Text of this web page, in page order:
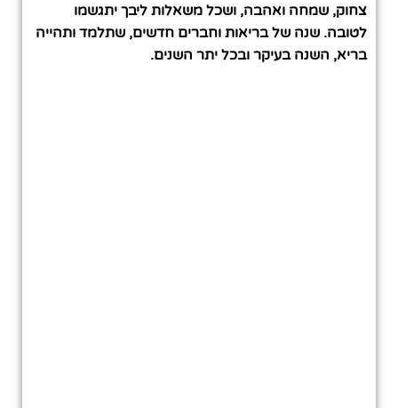
צחוק, שמחה ואהבה, ושכל משאלות ליבך יתגשמו
לטובה. שנה של בריאות וחברים חדשים, שתלמד ותהייה
בריא, השנה בעיקר ובכל יתר השנים.